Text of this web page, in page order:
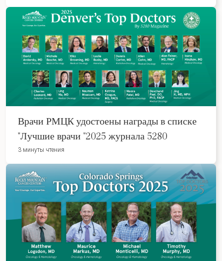
Врачи РМЦК удостоены награды в списке
"Лучшие врачи "2025 журнала 5280
3 минуты чтения